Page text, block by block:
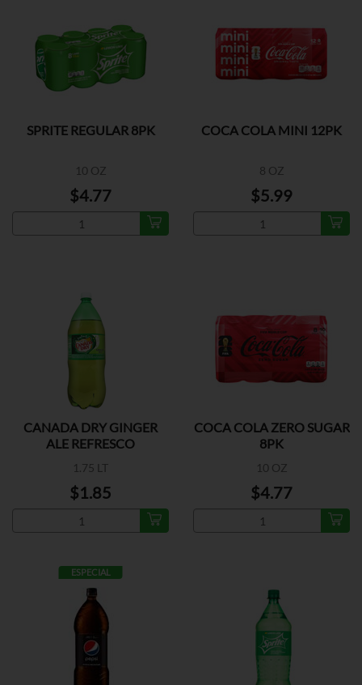
SPRITE REGULAR 8PK
10 OZ
$4.77
COCA COLA MINI 12PK
8 OZ
$5.99
CANADA DRY GINGER
ALE REFRESCO
1.75 LT
$1.85
COCA COLA ZERO SUGAR
8PK
10 OZ
$4.77
ESPECIAL